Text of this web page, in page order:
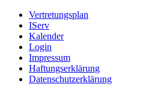
Vertretungsplan
IServ
Kalender
Login
Impressum
Haftungserklärung
Datenschutzerklärung